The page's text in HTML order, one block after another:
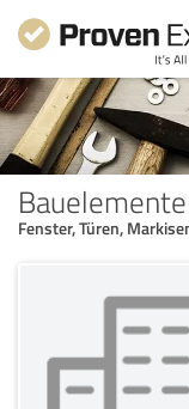
Fenster, Türen,